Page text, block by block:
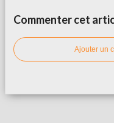
Commenter cet
Ajouter un